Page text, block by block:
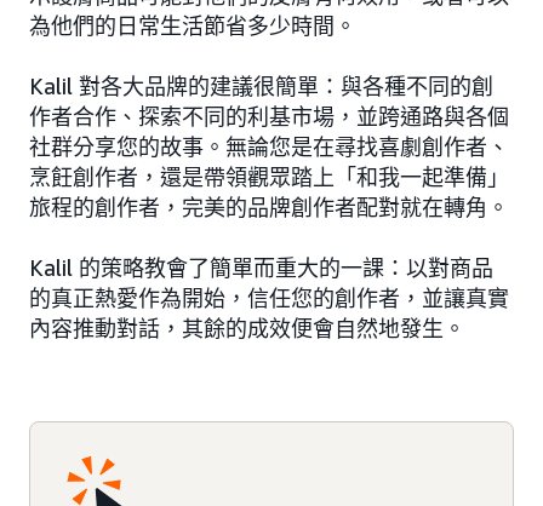
為他們的日常生活節省多少時間。
Kalil 對各大品牌的建議很簡單：與各種不同的創
作者合作、探索不同的利基市場，並跨通路與各個
社群分享您的故事。無論您是在尋找喜劇創作者、
烹飪創作者，還是帶領觀眾踏上「和我一起準備」
旅程的創作者，完美的品牌創作者配對就在轉角。
Kalil 的策略教會了簡單而重大的一課：以對商品
的真正熱愛作為開始，信任您的創作者，並讓真實
內容推動對話，其餘的成效便會自然地發生。